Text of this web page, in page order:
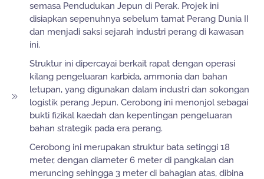
semasa Pendudukan Jepun di Perak. Projek ini
disiapkan sepenuhnya sebelum tamat Perang Dunia II
dan menjadi saksi sejarah industri perang di kawasan
ini.
Struktur ini dipercayai berkait rapat dengan operasi
kilang pengeluaran karbida, ammonia dan bahan
letupan, yang digunakan dalam industri dan sokongan
logistik perang Jepun. Cerobong ini menonjol sebagai
bukti fizikal kaedah dan kepentingan pengeluaran
bahan strategik pada era perang.
Cerobong ini merupakan struktur bata setinggi 18
meter, dengan diameter 6 meter di pangkalan dan
meruncing sehingga 3 meter di bahagian atas, dibina